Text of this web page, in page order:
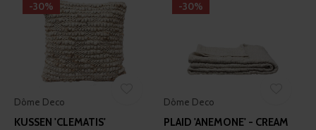
-30%
Dôme Deco
KUSSEN 'CLEMATIS'
-30%
Dôme Deco
PLAID 'ANEMONE' - CREAM